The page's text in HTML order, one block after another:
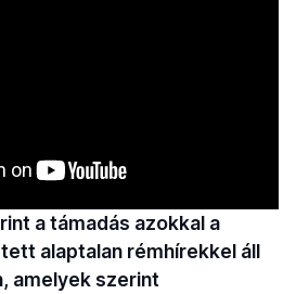
a támadás azokkal a
alaptalan rémhírekkel áll
amelyek szerint